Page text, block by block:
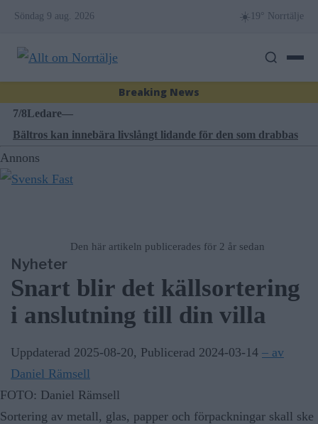
Skip
content
Söndag 9 aug. 2026 ☀️ 19° Norrtälje
Breaking News
Villapriser rusar – lägenheter backar kraftigt i Norrtälje
Indraget körkort efter parkeringsskada i Hallstavik
7/8Ledare—
Bältros kan innebära livslångt lidande för den som drabbas
7/8Nyheter
Träd i körfältet på väg 276 – stor påverkan på trafiken
Annons
Den här artikeln publicerades för 2 år sedan
Nyheter
Snart blir det källsortering
i anslutning till din villa
Uppdaterad 2025-08-20, Publicerad 2024-03-14 – av
Daniel Rämsell
FOTO: Daniel Rämsell
Sortering av metall, glas, papper och förpackningar skall ske